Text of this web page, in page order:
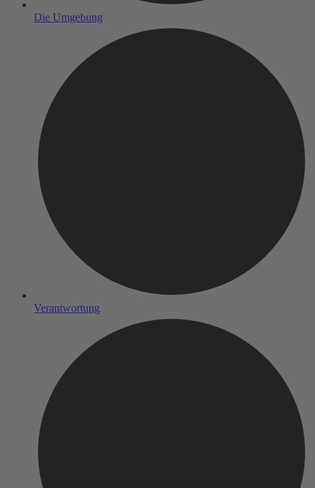
Die Umgebung
Verantwortung